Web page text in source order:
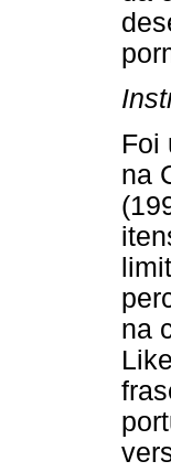
Foi
na
na